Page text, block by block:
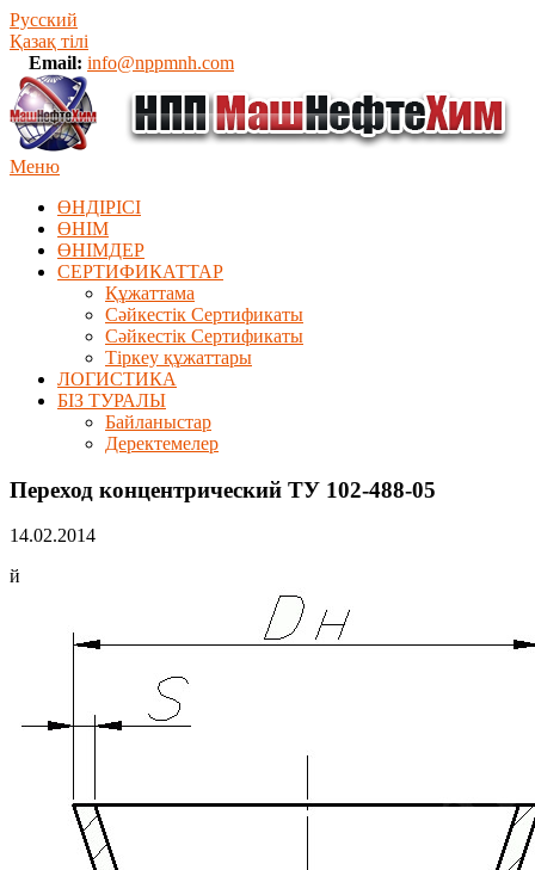
Русский
Қазақ тілі
Email: info@nppmnh.com
Меню
ӨНДІРІСІ
ӨНІМ
ӨHIМДЕР
СЕРТИФИКАТТАР
Құжаттама
Сәйкестік Сертификаты
Сәйкестік Сертификаты
Тіркеу құжаттары
ЛОГИСТИКА
БІЗ ТУРАЛЫ
Байланыстар
Деректемелер
Переход концентрический ТУ 102-488-05
14.02.2014
й